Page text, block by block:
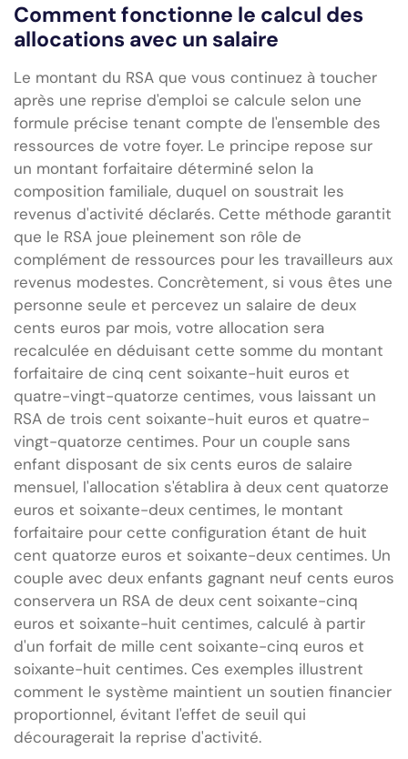
Comment fonctionne le calcul des
allocations avec un salaire
Le montant du RSA que vous continuez à toucher
après une reprise d'emploi se calcule selon une
formule précise tenant compte de l'ensemble des
ressources de votre foyer. Le principe repose sur
un montant forfaitaire déterminé selon la
composition familiale, duquel on soustrait les
revenus d'activité déclarés. Cette méthode garantit
que le RSA joue pleinement son rôle de
complément de ressources pour les travailleurs aux
revenus modestes. Concrètement, si vous êtes une
personne seule et percevez un salaire de deux
cents euros par mois, votre allocation sera
recalculée en déduisant cette somme du montant
forfaitaire de cinq cent soixante-huit euros et
quatre-vingt-quatorze centimes, vous laissant un
RSA de trois cent soixante-huit euros et quatre-
vingt-quatorze centimes. Pour un couple sans
enfant disposant de six cents euros de salaire
mensuel, l'allocation s'établira à deux cent quatorze
euros et soixante-deux centimes, le montant
forfaitaire pour cette configuration étant de huit
cent quatorze euros et soixante-deux centimes. Un
couple avec deux enfants gagnant neuf cents euros
conservera un RSA de deux cent soixante-cinq
euros et soixante-huit centimes, calculé à partir
d'un forfait de mille cent soixante-cinq euros et
soixante-huit centimes. Ces exemples illustrent
comment le système maintient un soutien financier
proportionnel, évitant l'effet de seuil qui
découragerait la reprise d'activité.